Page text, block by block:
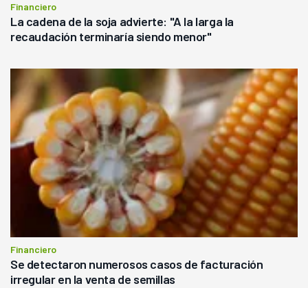
Financiero
La cadena de la soja advierte: "A la larga la
recaudación terminaría siendo menor"
Financiero
Se detectaron numerosos casos de facturación
irregular en la venta de semillas